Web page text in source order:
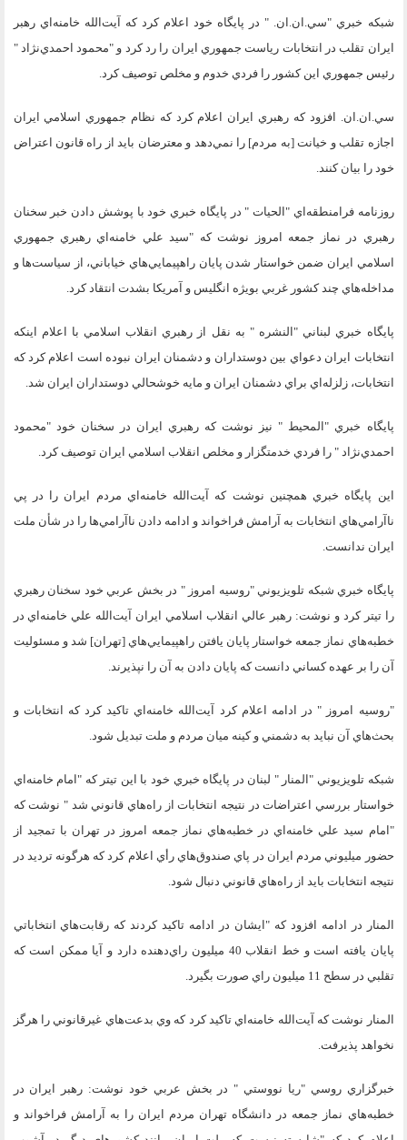
شبكه خبري "سي.ان.ان. " در پايگاه خود اعلام كرد كه آيت‌الله خامنه‌اي رهبر
ايران تقلب در انتخابات رياست جمهوري ايران را رد كرد و "محمود احمدي‌نژاد "
رئيس جمهوري اين كشور را فردي خدوم و مخلص توصيف كرد.
سي.ان.ان. افزود كه رهبري ايران اعلام كرد كه نظام جمهوري اسلامي ايران
اجازه تقلب و خيانت [به مردم] را نمي‌دهد و معترضان بايد از راه قانون اعتراض
خود را بيان كنند.
روزنامه فرامنطقه‌اي "الحيات " در پايگاه خبري خود با پوشش دادن خبر سخنان
رهبري در نماز جمعه امروز نوشت كه "سيد علي خامنه‌اي رهبري جمهوري
اسلامي ايران ضمن خواستار شدن پايان راهپيمايي‌هاي خياباني، از سياست‌ها و
مداخله‌هاي چند كشور غربي بويژه انگليس و آمريكا بشدت انتقاد كرد.
پايگاه خبري لبناني "النشره " به نقل از رهبري انقلاب اسلامي با اعلام اينكه
انتخابات ايران دعواي بين دوستداران و دشمنان ايران نبوده است اعلام كرد كه
انتخابات، زلزله‌اي براي دشمنان ايران و مايه خوشحالي دوستداران ايران شد.
پايگاه خبري "المحيط " نيز نوشت كه رهبري ايران در سخنان خود "محمود
احمدي‌نژاد " را فردي خدمتگزار و مخلص انقلاب اسلامي ايران توصيف كرد.
اين پايگاه خبري همچنين نوشت كه آيت‌الله خامنه‌اي مردم ايران را در پي
ناآرامي‌هاي انتخابات به آرامش فراخواند و ادامه دادن ناآرامي‌ها را در شأن ملت
ايران ندانست.
پايگاه خبري شبكه تلويزيوني "روسيه امروز " در بخش عربي خود سخنان رهبري
را تيتر كرد و نوشت: رهبر عالي انقلاب اسلامي ايران آيت‌الله علي خامنه‌اي در
خطبه‌هاي نماز جمعه خواستار پايان يافتن راهپيمايي‌هاي [تهران] شد و مسئوليت
آن را بر عهده كساني دانست كه پايان دادن به آن را نپذيرند.
"روسيه امروز " در ادامه اعلام كرد آيت‌الله خامنه‌اي تاكيد كرد كه انتخابات و
بحث‌هاي آن نبايد به دشمني و كينه ميان مردم و ملت تبديل شود.
شبكه تلويزيوني "المنار " لبنان در پايگاه خبري خود با اين تيتر كه "امام خامنه‌اي
خواستار بررسي اعتراضات در نتيجه انتخابات از راه‌هاي قانوني شد " نوشت كه
"امام سيد علي خامنه‌اي در خطبه‌هاي نماز جمعه امروز در تهران با تمجيد از
حضور ميليوني مردم ايران در پاي صندوق‌هاي رأي اعلام كرد كه هرگونه ترديد در
نتيجه انتخابات بايد از راه‌هاي قانوني دنبال شود.
المنار در ادامه افزود كه "ايشان در ادامه تاكيد كردند كه رقابت‌هاي انتخاباتي
پايان يافته است و خط انقلاب 40 ميليون راي‌دهنده دارد و آيا ممكن است كه
تقلبي در سطح 11 ميليون راي صورت بگيرد.
المنار نوشت كه آيت‌الله خامنه‌اي تاكيد كرد كه وي بدعت‌هاي غيرقانوني را هرگز
نخواهد پذيرفت.
خبرگزاري روسي "ريا نووستي " در بخش عربي خود نوشت: رهبر ايران در
خطبه‌هاي نماز جمعه در دانشگاه تهران مردم ايران را به آرامش فراخواند و